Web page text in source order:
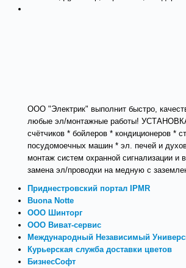
ООО "Электрик" выполнит быстро,
любые эл/монтажные работы!
счётчиков * бойлеров * кондиционеров *
посудомоечных машин * эл. печей и
монтаж систем охранной сигнализации и
замена эл/проводки на медную с
Приднестровский портал IPMR
Buona Notte
ООО Шинторг
ООО Виват-сервис
Международный Независимый
Курьерская служба доставки цветов
БизнесСофт